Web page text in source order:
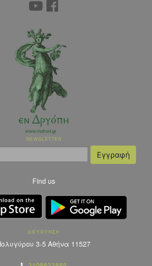
NEWSLETTER
Find us
ΔΙΕΥΘΥΝΣΗ
3-5 Αθήνα 11527